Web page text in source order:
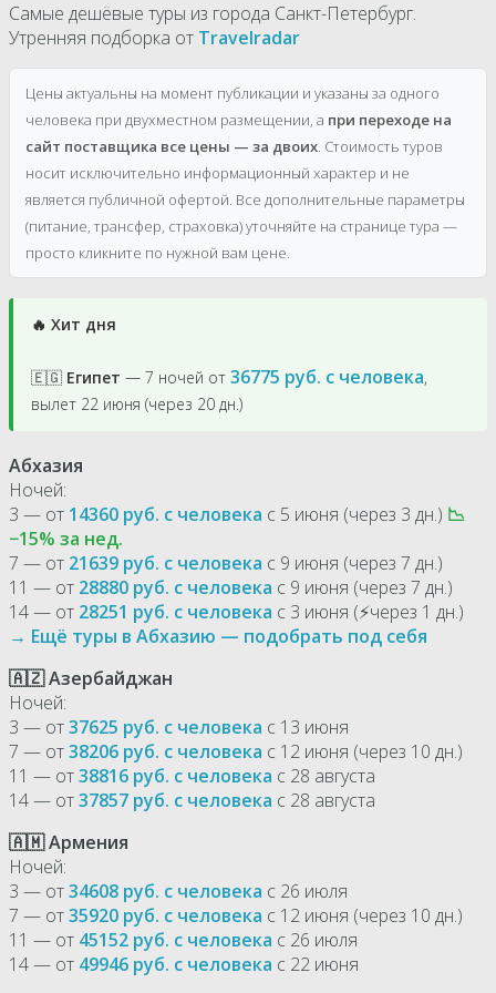
Самые дешёвые туры из города Санкт-Петербург.
Утренняя подборка от Travelradar
Цены актуальны на момент публикации и указаны за одного
человека при двухместном размещении, а при переходе на
сайт поставщика все цены — за двоих. Стоимость туров
носит исключительно информационный характер и не
является публичной офертой. Все дополнительные параметры
(питание, трансфер, страховка) уточняйте на странице тура —
просто кликните по нужной вам цене.
🔥 Хит дня
🇪🇬 Египет — 7 ночей от 36775 руб. с человека,
вылет 22 июня (через 20 дн.)
Абхазия
Ночей:
3 — от 14360 руб. с человека с 5 июня (через 3 дн.) 📉
−15% за нед.
7 — от 21639 руб. с человека с 9 июня (через 7 дн.)
11 — от 28880 руб. с человека с 9 июня (через 7 дн.)
14 — от 28251 руб. с человека с 3 июня (⚡через 1 дн.)
→ Ещё туры в Абхазию — подобрать под себя
🇦🇿 Азербайджан
Ночей:
3 — от37625 руб. с человека с 13 июня
7 — от38206 руб. с человека с 12 июня (через 10 дн.)
11 — от38816 руб. с человека с 28 августа
14 — от37857 руб. с человека с 28 августа
🇦🇲 Армения
Ночей:
3 — от34608 руб. с человека с 26 июля
7 — от35920 руб. с человека с 12 июня (через 10 дн.)
11 — от 45152 руб. с человека с 26 июля
14 — от 49946 руб. с человека с 22 июня